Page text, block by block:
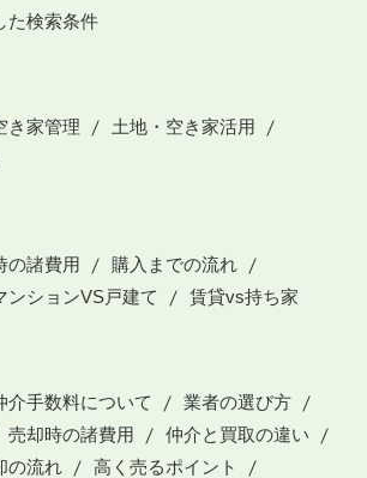
た検索条件
き家管理
土地・空き家活用
の諸費用
購入までの流れ
ンションVS戸建て 賃貸vs持ち家
介手数料について
業者の選び方
売却時の諸費用
仲介と買取の違い
の流れ
高く売るポイント